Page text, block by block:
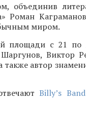
объединив
Роман
миром.
площади с 21 по
Виктор
автор
Billy’s